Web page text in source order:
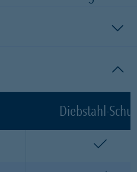
Diebstahl-